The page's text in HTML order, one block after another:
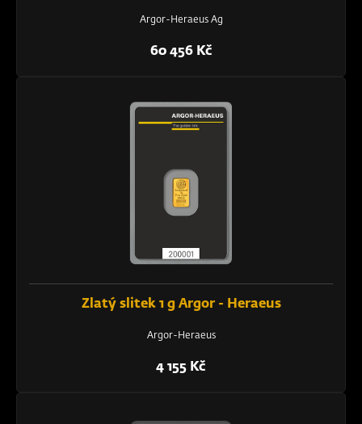
Argor-Heraeus Ag
60 456 Kč
Zlatý slitek 1 g Argor - Heraeus
Argor-Heraeus
4 155 Kč